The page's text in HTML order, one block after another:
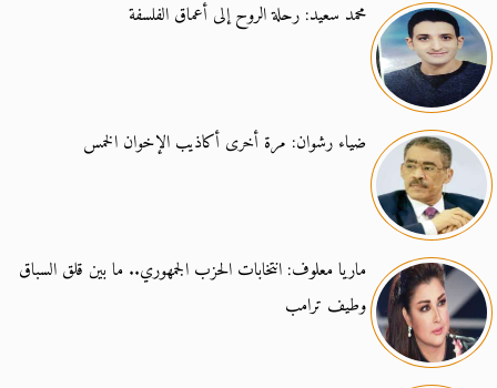
محمد سعيد: رحلة الروح إلى أعماق الفلسفة
ضياء رشوان: مرة أخرى أكاذيب الإخوان الخمس
ماريا معلوف: انتخابات الحزب الجمهوري.. ما بين قلق السباق
وطيف ترامب